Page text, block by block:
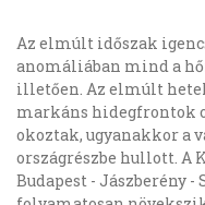
Az elmúlt időszak
anomáliában mind a
illetően. Az elmúlt
markáns hidegfrontok
okoztak, ugyanakkor a
országrészbe hullott. A
Budapest - Jászberény